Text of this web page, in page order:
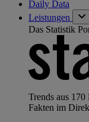
Daily Data
Leistungen
Das Statistik
Trends aus
Fakten im